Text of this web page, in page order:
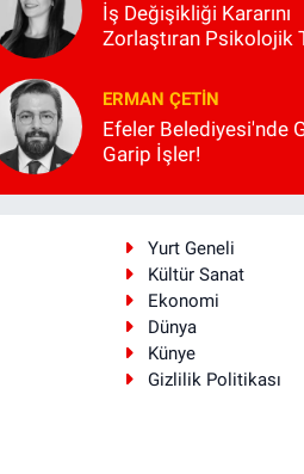
İş Değişikliği Kararını
Zorlaştıran Psikolojik
ERMAN ÇETIN
Efeler Belediyesi'nde
Garip İşler!
Yurt Geneli
Kültür Sanat
Ekonomi
Dünya
Künye
Gizlilik Politikası